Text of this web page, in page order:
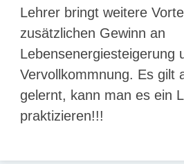
Lehrer bringt weitere
zusätzlichen Gewinn an
Lebensenergiesteigerung
Vervollkommnung. Es gilt
gelernt, kann man es ein
praktizieren!!!